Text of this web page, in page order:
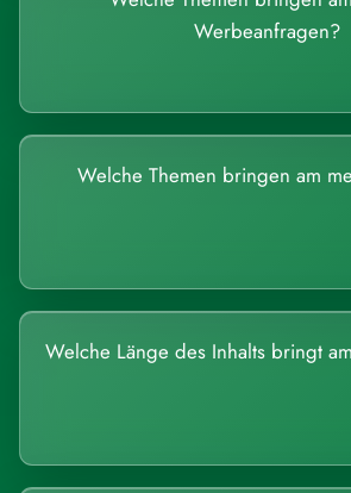
Werbeanfragen?
Welche Themen bringen am
Welche Länge des Inhalts bringt